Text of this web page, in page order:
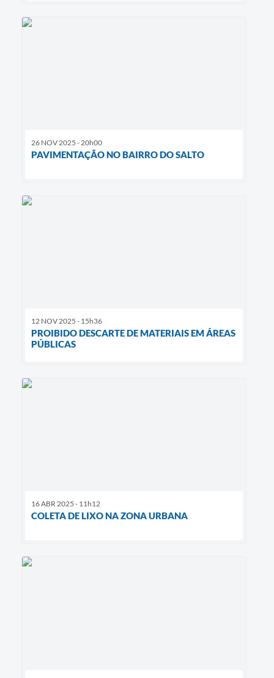
26 NOV 2025 - 20h00
PAVIMENTAÇÃO NO BAIRRO DO SALTO
12 NOV 2025 - 15h36
PROIBIDO DESCARTE DE MATERIAIS EM ÁREAS
PÚBLICAS
16 ABR 2025 - 11h12
COLETA DE LIXO NA ZONA URBANA